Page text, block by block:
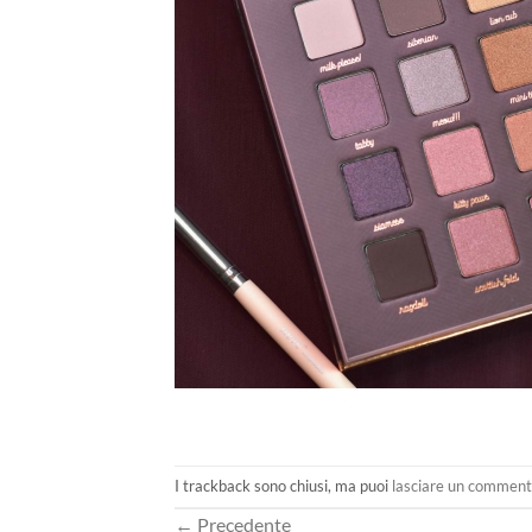
I trackback sono chiusi, ma puoi lasciare un
← Precedente